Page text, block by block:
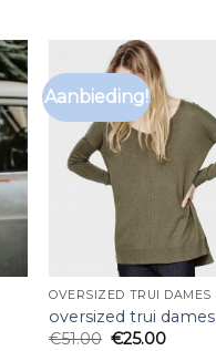
Aanbieding!
OVERSIZED TRUI DAMES
oversized trui dames
€51.00 €25.00